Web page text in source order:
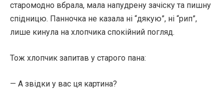
старомодно вбрала, мала напудрену зачіску та пишну
спідницю. Панночка не казала ні “дякую”, ні “рип”,
лише кинула на хлопчика спокійний погляд.
Тож хлопчик запитав у старого пана:
— А звідки у вас ця картина?